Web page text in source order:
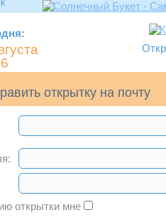
открытку на почту
открытки мне